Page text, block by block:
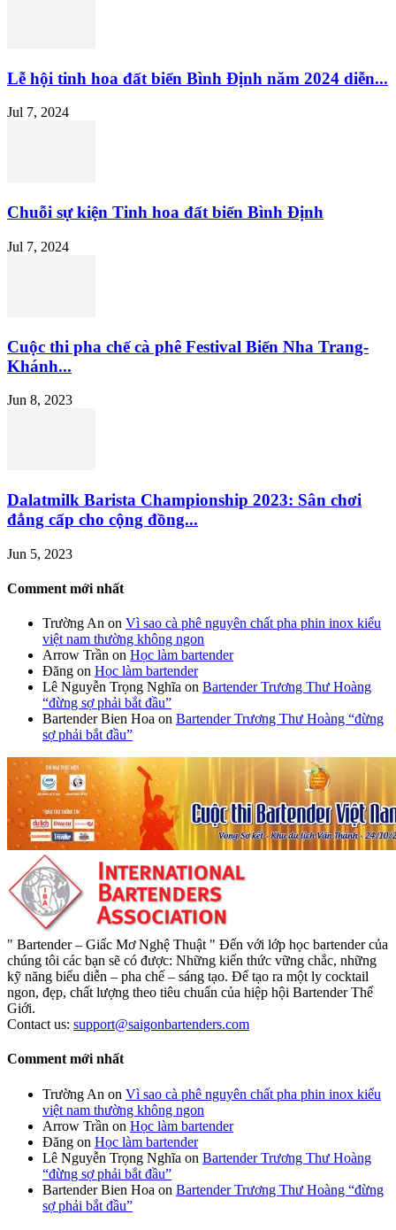
Lễ hội tinh hoa đất biển Bình Định năm 2024 diễn...
Jul 7, 2024
Chuỗi sự kiện Tinh hoa đất biển Bình Định
Jul 7, 2024
Cuộc thi pha chế cà phê Festival Biển Nha Trang-
Khánh...
Jun 8, 2023
Dalatmilk Barista Championship 2023: Sân chơi
đẳng cấp cho cộng đồng...
Jun 5, 2023
Comment mới nhất
Trường An on Vì sao cà phê nguyên chất pha phin inox kiểu
việt nam thường không ngon
Arrow Trần on Học làm bartender
Đăng on Học làm bartender
Lê Nguyễn Trọng Nghĩa on Bartender Trương Thư Hoàng
“đừng sợ phải bắt đầu”
Bartender Bien Hoa on Bartender Trương Thư Hoàng “đừng
sợ phải bắt đầu”
" Bartender – Giấc Mơ Nghệ Thuật " Đến với lớp học bartender của
chúng tôi các bạn sẽ có được: Những kiến thức vững chắc, những
kỹ năng biểu diễn – pha chế – sáng tạo. Để tạo ra một ly cocktail
ngon, đẹp, chất lượng theo tiêu chuẩn của hiệp hội Bartender Thế
Giới.
Contact us: support@saigonbartenders.com
Comment mới nhất
Trường An on Vì sao cà phê nguyên chất pha phin inox kiểu
việt nam thường không ngon
Arrow Trần on Học làm bartender
Đăng on Học làm bartender
Lê Nguyễn Trọng Nghĩa on Bartender Trương Thư Hoàng
“đừng sợ phải bắt đầu”
Bartender Bien Hoa on Bartender Trương Thư Hoàng “đừng
sợ phải bắt đầu”